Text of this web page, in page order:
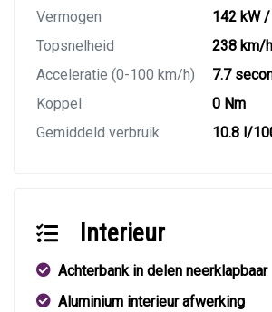
Vermogen
142 kW
Topsnelheid
238 km/h
Acceleratie (0-100 km/h)
7.7
Koppel
0 Nm
Gemiddeld verbruik
10.8 l/
Interieur
Achterbank in delen neerklapbaar
Aluminium interieur afwerking